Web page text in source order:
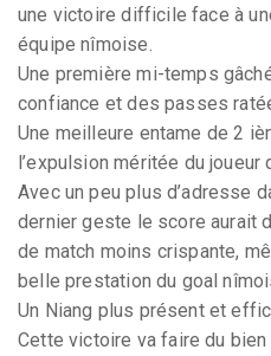
une victoire difficile face à
équipe nîmoise.
Une première mi-temps
confiance et des passes
Une meilleure entame de 2
l’expulsion méritée du joueur
Avec un peu plus d’adresse
dernier geste le score aurait
de match moins crispante,
belle prestation du goal
Un Niang plus présent et
Cette victoire va faire du bien